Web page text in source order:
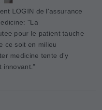
LOGIN de l'assurance
"La
pour le patient tauche
ce soit en milieu
medicine tente d'y
innovant."